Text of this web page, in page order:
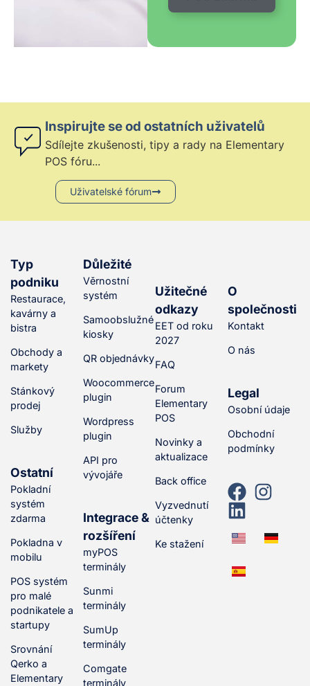
Inspirujte se od ostatních uživatelů
Sdílejte zkušenosti, tipy a rady na Elementary
POS fóru...
Uživatelské fórum
Typ
podniku
Restaurace,
kavárny a
bistra
Obchody a
markety
Stánkový
prodej
Služby
Ostatní
Pokladní
systém
zdarma
Pokladna v
mobilu
POS systém
pro malé
podnikatele a
startupy
Srovnání
Qerko a
Elementary
Důležité
Věrnostní
systém
Samoobslužné
kiosky
QR objednávky
Woocommerce
plugin
Wordpress
plugin
API pro
vývojáře
Integrace &
rozšíření
myPOS
terminály
Sunmi
terminály
SumUp
terminály
Comgate
terminály
Užitečné
odkazy
EET od roku
2027
FAQ
Forum
Elementary
POS
Novinky a
aktualizace
Back office
Vyzvednutí
účtenky
Ke stažení
O
společnosti
Kontakt
O nás
Legal
Osobní údaje
Obchodní
podmínky